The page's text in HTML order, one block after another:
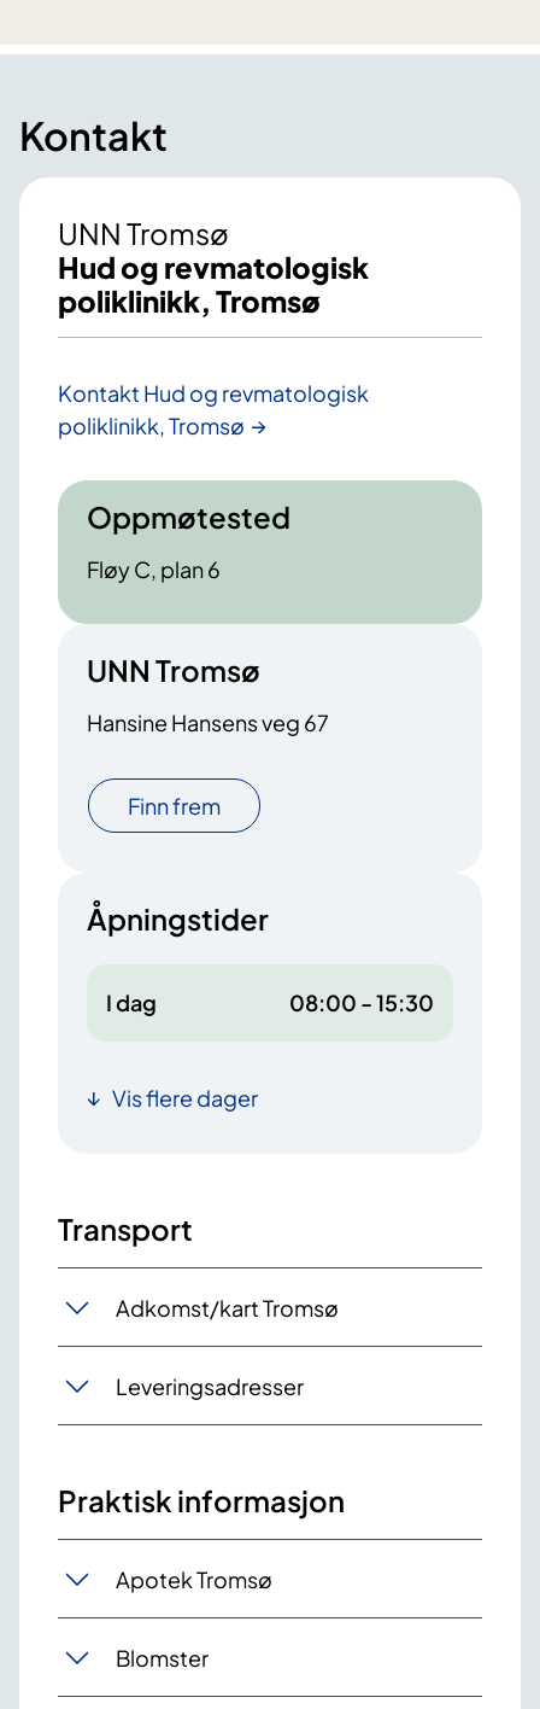
Kontakt
UNN Tromsø
Hud og revmatologisk
poliklinikk, Tromsø
Kontakt Hud og revmatologisk
poliklinikk, Tromsø
Oppmøtested
Fløy C, plan 6
UNN Tromsø
Hansine Hansens veg 67
Finn frem
Åpningstider
I dag 08:00 - 15:30
Vis flere dager
Transport
Adkomst/kart Tromsø
Leveringsadresser
Praktisk informasjon
Apotek Tromsø
Blomster